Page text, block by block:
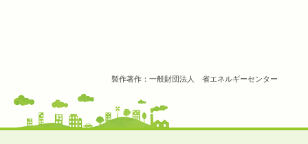
製作著作：一般財団法人 省エネルギーセンター